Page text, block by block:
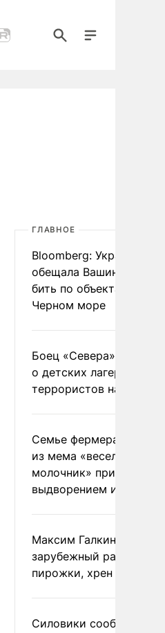
ГЛАВНОЕ
Bloomberg: Украина
обещала Вашингтону не
бить по объектам КТК в
Черном море
Боец «Севера»
о детских лагерях
террористов на
Семье фермера
из мема «веселый
молочник» пригрозили
выдворением из
Максим Галкин
зарубежный райдер
пирожки, хрен и морс
Силовики сообщили о